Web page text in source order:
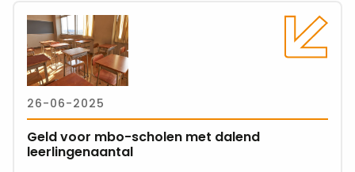
26-06-2025
Geld voor mbo-scholen met dalend
leerlingenaantal
Lees
meer
over
Geld
voor
mbo-
scholen
met
dalend